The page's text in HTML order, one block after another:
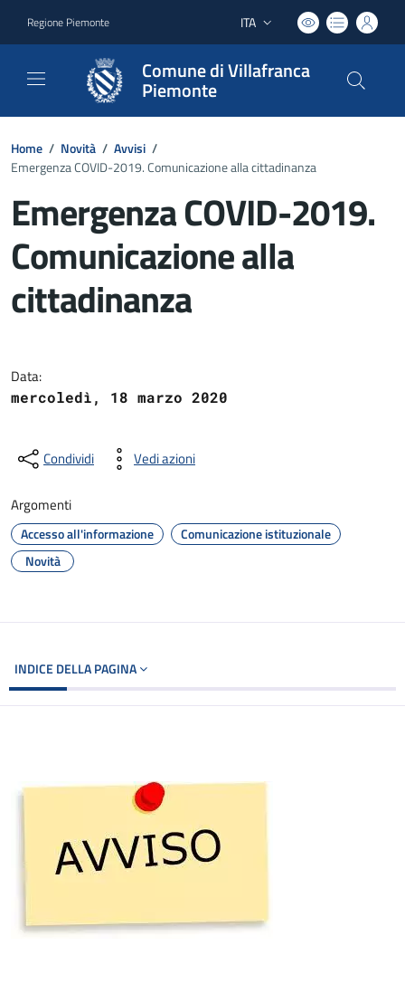
Regione Piemonte Lingua attiva:
ITA
Comune di Villafranca
Piemonte
Home / Novità / Avvisi /
Emergenza COVID-2019. Comunicazione alla cittadinanza
Emergenza COVID-2019.
Comunicazione alla
cittadinanza
Data:
mercoledì, 18 marzo 2020
Condividi Vedi azioni
Argomenti
Accesso all'informazione
Comunicazione istituzionale
Novità
INDICE DELLA PAGINA